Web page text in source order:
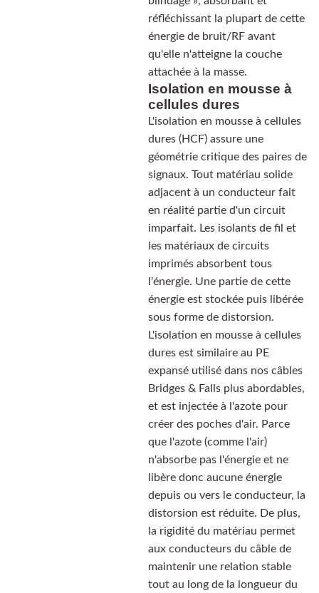
réfléchissant la plupart de cette
énergie de bruit/RF avant
qu'elle n'atteigne la couche
attachée à la masse.
Isolation en mousse à
cellules dures
L'isolation en mousse à cellules
dures (HCF) assure une
géométrie critique des paires de
signaux. Tout matériau solide
adjacent à un conducteur fait
en réalité partie d'un circuit
imparfait. Les isolants de fil et
les matériaux de circuits
imprimés absorbent tous
l'énergie. Une partie de cette
énergie est stockée puis libérée
sous forme de distorsion.
L'isolation en mousse à cellules
dures est similaire au PE
expansé utilisé dans nos câbles
Bridges & Falls plus abordables,
et est injectée à l'azote pour
créer des poches d'air. Parce
que l'azote (comme l'air)
n'absorbe pas l'énergie et ne
libère donc aucune énergie
depuis ou vers le conducteur, la
distorsion est réduite. De plus,
la rigidité du matériau permet
aux conducteurs du câble de
maintenir une relation stable
tout au long de la longueur du